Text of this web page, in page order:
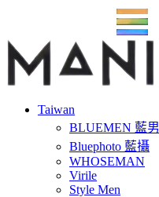
Taiwan
BLUEMEN 藍
Bluephoto 藍攝
WHOSEMAN
Virile
Style Men